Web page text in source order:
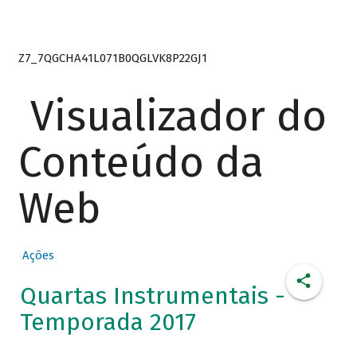
Z7_7QGCHA41L071B0QGLVK8P22GJ1
Visualizador do
Conteúdo da
Web
Ações
Quartas Instrumentais -
Temporada 2017